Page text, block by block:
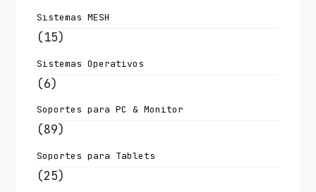
Sistemas MESH
(15)
Sistemas Operativos
(6)
Soportes para PC & Monitor
(89)
Soportes para Tablets
(25)